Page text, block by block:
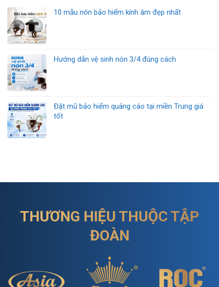
10 mẫu nón bảo hiểm kính âm đẹp nhất
Hướng dẫn vệ sinh nón 3/4 đúng cách
Đặt mũ bảo hiểm quảng cáo tại miền Trung giá
tốt
THƯƠNG HIỆU THUỘC TẬP
ĐOÀN